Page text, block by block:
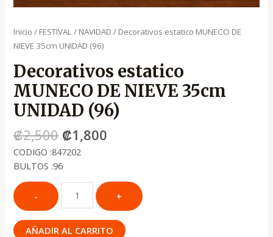
Inicio / FESTIVAL/ NAVIDAD / Decorativos estatico MUNECO DE
NIEVE 35cm UNIDAD (96)
Decorativos estatico
MUNECO DE NIEVE 35cm
UNIDAD (96)
₡2,500 ₡1,800
CODIGO :847202
BULTOS :96
AÑADIR AL CARRITO